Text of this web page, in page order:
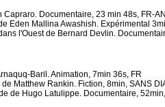
Capraro. Documentaire, 23 min 48s, FR-
Eden Mallina Awashish. Expérimental
l'Ouest de Bernard Devlin.
Baril. Animation, 7min 36s, FR
Matthew Rankin. Fiction, 8min, SANS
de Hugo Latulippe. Documentaire,